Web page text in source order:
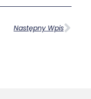
Następny Wpis